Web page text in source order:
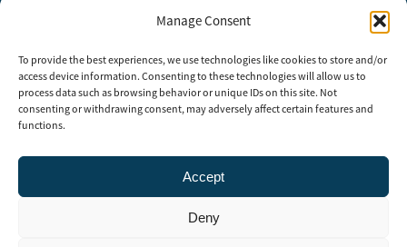
Manage Consent
To provide the best experiences, we use technologies like cookies to store and/or
access device information. Consenting to these technologies will allow us to
process data such as browsing behavior or unique IDs on this site. Not
consenting or withdrawing consent, may adversely affect certain features and
functions.
Accept
Deny
Instagram
LinkedIn
Säkerhet år 2003 för att stimulera, utveckla och informera om